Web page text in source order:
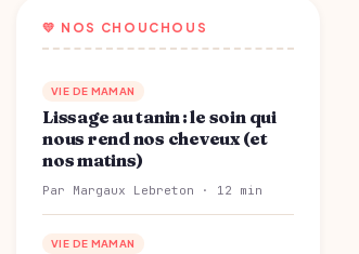
💛 NOS CHOUCHOUS
VIE DE MAMAN
Lissage au tanin : le soin qui
nous rend nos cheveux (et
nos matins)
Par Margaux Lebreton · 12 min
VIE DE MAMAN